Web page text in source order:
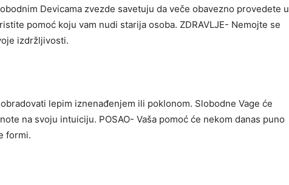
Devicama zvezde savetuju da veče obavezno provedete u
pomoć koju vam nudi starija osoba. ZDRAVLJE- Nemojte se
izdržljivosti.
lepim iznenađenjem ili poklonom. Slobodne Vage će
na svoju intuiciju. POSAO- Vaša pomoć će nekom danas puno
formi.